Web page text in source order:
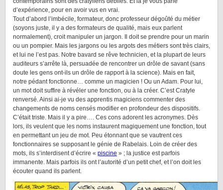
d’expérience, pour en avoir vus en vrai.
Tout d’abord l’imbécile, formateur, donc professeur dégoûté du métier
(soyons juste, il y a des formateurs de qualité, mais eux parlent
normalement), croit manipuler un jargon. Il doit se prendre pour un marin
ou un pompier. Mais les jargons ou les argots des métiers sont très clairs,
et lui ne l’est pas. Notre bavard se rêve technicien, et la plupart de leurs
auditeurs s’arrête là, persuadée de rencontrer un drôle de savant (sans
doute les gens ont-ils un drôle de rapport à la science). Mais en fait,
notre pédant fonctionne… comme un magicien ! Ou un Adam. Pour lui,
un mot doit suffire à révéler une fonction, ou à la créer. C’est Cratyle
renversé. Ainsi ai-je vu des apprentis magiciens commenter des
changements de noms censés modifier en profondeur des dispositifs.
C’était triste. Mais il y a pire…. Ces cons adorent les acronymes. Dès
lors, ils veulent que les noms instaurent magiquement une fonction, tout
en permettant un jeu de mot. Peu étonnant que se vautrent ces
fonctionnaires se supposant le génie de Rabelais. Loin de créer des
mots, ils s’interdisent d’écrire « piscine » ; la justice est parfois
immanente. Mais parfois ils ont l’autorité d’un petit chef, et l’on doit les
écouter quand ils parlent.